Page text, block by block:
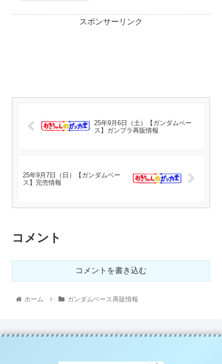
スポンサーリンク
25年9月6日（土）【ガンダムベー
ス】ガンプラ再販情報
25年9月7日（日）【ガンダムベー
ス】完売情報
コメント
コメントを書き込む
ホーム ガンダムベース再販情報